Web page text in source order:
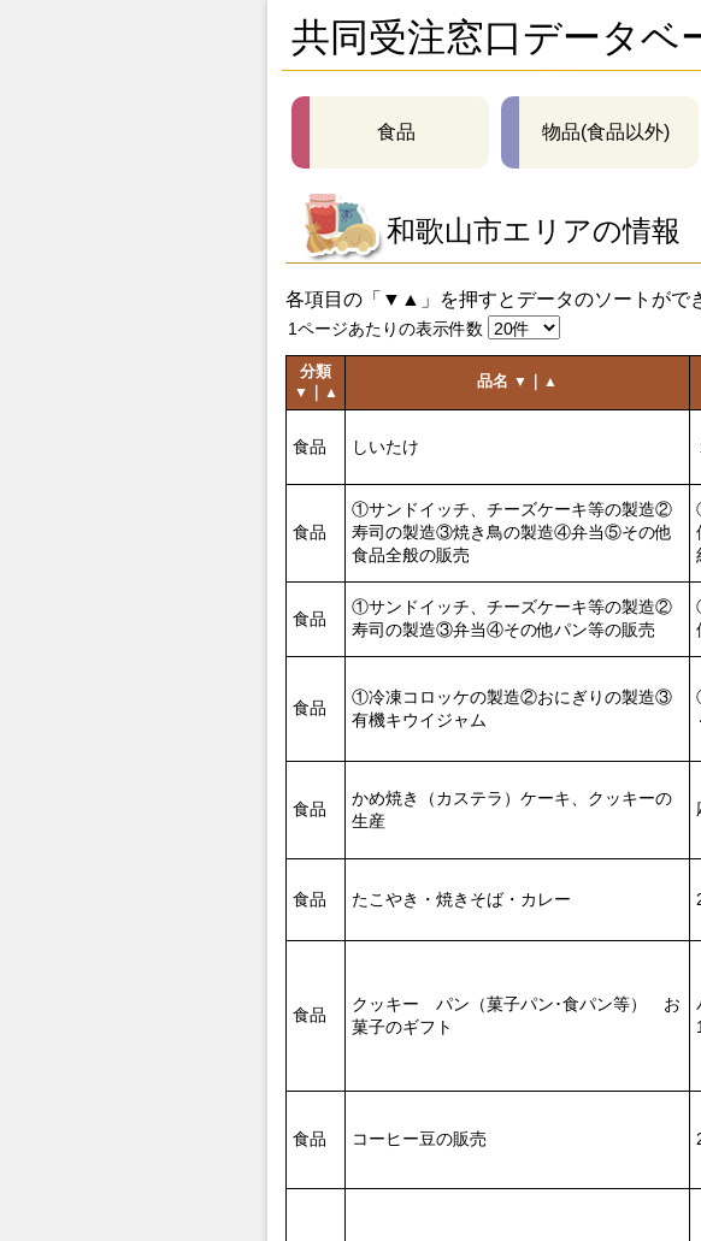
共同受注窓口データベ
食品 物品(食品以外)
和歌山市エリアの情報
各項目の「▼▲」を押すとデータのソートがで
1ページあたりの表示件数
分類
▼ ▲
品名 ▼ ▲
食品 しいたけ
食品
①サンドイッチ、チーズケーキ等の製造②
寿司の製造③焼き鳥の製造④弁当⑤その他
食品全般の販売
食品
①サンドイッチ、チーズケーキ等の製造②
寿司の製造③弁当④その他パン等の販売
食品
①冷凍コロッケの製造②おにぎりの製造③
有機キウイジャム
食品
かめ焼き（カステラ）ケーキ、クッキーの
生産
食品 たこやき・焼きそば・カレー
食品
クッキー パン（菓子パン･食パン等） お
菓子のギフト
食品 コーヒー豆の販売